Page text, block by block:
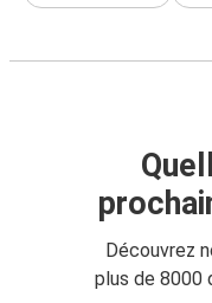
Découvrez
plus de 8000